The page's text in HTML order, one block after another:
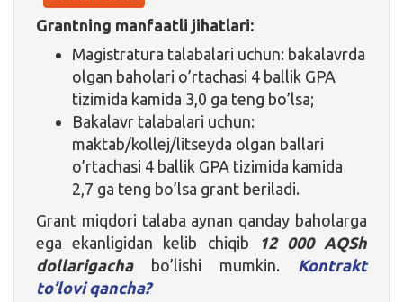
Grantning manfaatli jihatlari:
Magistratura talabalari uchun: bakalavrda
olgan baholari o’rtachasi 4 ballik GPA
tizimida kamida 3,0 ga teng bo’lsa;
Bakalavr talabalari uchun:
maktab/kollej/litseyda olgan ballari
o’rtachasi 4 ballik GPA tizimida kamida
2,7 ga teng bo’lsa grant beriladi.
Grant miqdori talaba aynan qanday baholarga
ega ekanligidan kelib chiqib
12 000 AQSh
dollarigachabo’lishi mumkin. Kontrakt
to’lovi qancha?